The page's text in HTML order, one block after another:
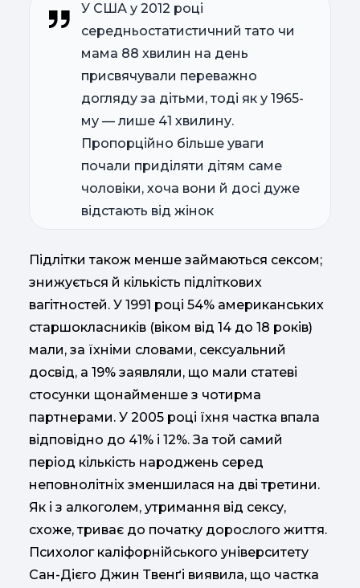
У США у 2012 році
середньостатистичний тато чи
мама 88 хвилин на день
присвячували переважно
догляду за дітьми, тоді як у 1965-
му — лише 41 хвилину.
Пропорційно більше уваги
почали приділяти дітям саме
чоловіки, хоча вони й досі дуже
відстають від жінок
Підлітки також менше займаються сексом;
знижується й кількість підліткових
вагітностей. У 1991 році 54% американських
старшокласників (віком від 14 до 18 років)
мали, за їхніми словами, сексуальний
досвід, а 19% заявляли, що мали статеві
стосунки щонайменше з чотирма
партнерами. У 2005 році їхня частка впала
відповідно до 41% і 12%. За той самий
період кількість народжень серед
неповнолітніх зменшилася на дві третини.
Як і з алкоголем, утримання від сексу,
схоже, триває до початку дорослого життя.
Психолог каліфорнійського університету
Сан-Дієго Джин Твенґі виявила, що частка